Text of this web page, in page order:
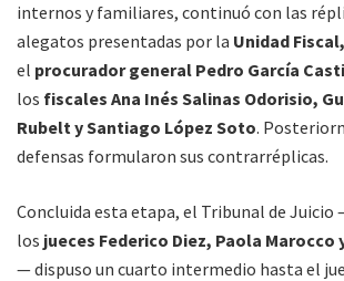
internos y familiares, continuó con las
alegatos presentadas por la Unidad Fiscal,
el procurador general Pedro García
los fiscales Ana Inés Salinas Odorisio,
Rubelt y Santiago López Soto.
defensas formularon sus contrarréplicas.
Concluida esta etapa, el Tribunal de
los jueces Federico Diez, Paola Marocco
— dispuso un cuarto intermedio hasta el